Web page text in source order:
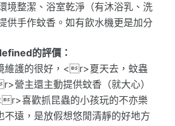
境整潔、浴室乾淨（有沐浴乳、洗
供手作蚊香。如有飲水機更是加分
的評價：
護的很好，<r>夏天去，蚊蟲
營主還主動提供蚊香（就大心）
喜歡抓昆蟲的小孩玩的不亦樂
遠，是放假想悠閒清靜的好地方